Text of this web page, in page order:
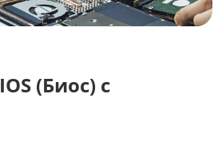
(Биос) с